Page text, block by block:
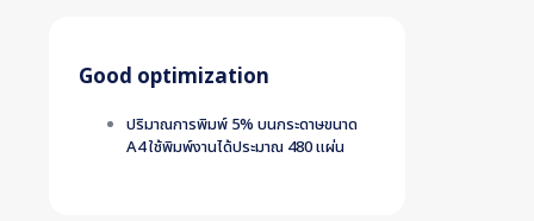
Good optimization
ปริมาณการพิมพ์ 5% บนกระดาษขนาด
A4 ใช้พิมพ์งานได้ประมาณ 480 แผ่น